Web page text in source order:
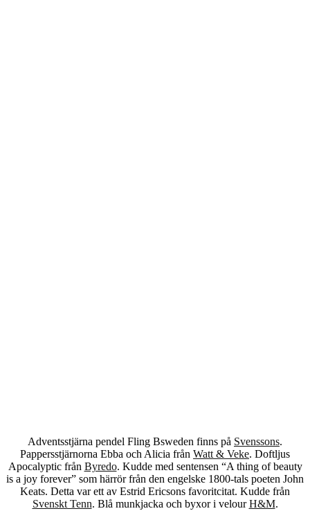
Adventsstjärna pendel Fling Bsweden finns på Svenssons.
Pappersstjärnorna Ebba och Alicia från Watt & Veke. Doftljus
Apocalyptic från Byredo. Kudde med sentensen “A thing of beauty
is a joy forever” som härrör från den engelske 1800-tals poeten John
Keats. Detta var ett av Estrid Ericsons favoritcitat. Kudde från
Svenskt Tenn. Blå munkjacka och byxor i velourH&M.